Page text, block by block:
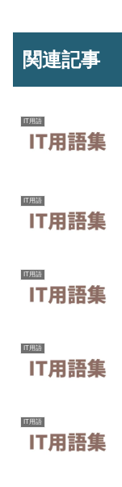
関連記事
IT用語
IT用語
IT用語
IT用語
IT用語